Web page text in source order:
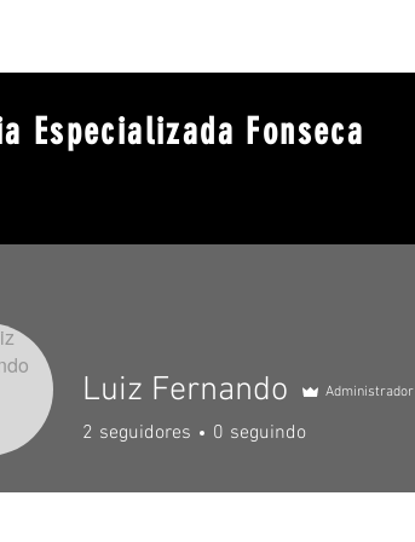
Especializada Fonseca
Luiz Fernando Administrador
2 seguidores 0 seguindo